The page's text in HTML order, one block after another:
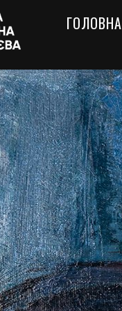
ГОЛОВНА